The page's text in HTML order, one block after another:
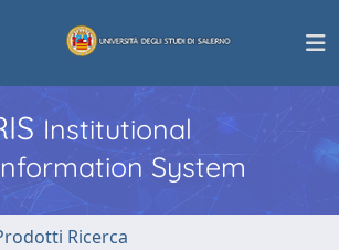
Institutional
System
Ricerca